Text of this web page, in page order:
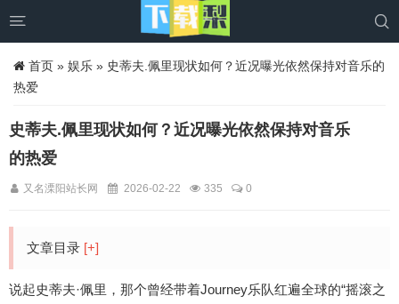
 
首页 » 娱乐 » 史蒂夫.佩里现状如何？近况曝光依然保持对音乐的
热爱
史蒂夫.佩里现状如何？近况曝光依然保持对音乐
的热爱
又名溧阳站长网 2026-02-22 335 0
文章目录 [+]
说起史蒂夫·佩里，那个曾经带着Journey乐队红遍全球的“摇滚之